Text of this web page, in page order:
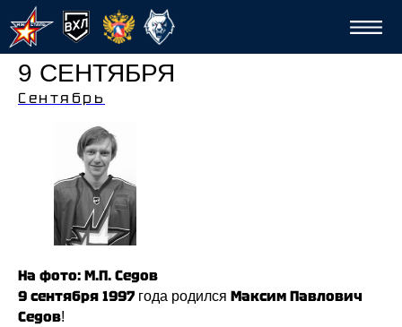
9 СЕНТЯБРЯ
Сентябрь
На фото: М.П. Седов
9 сентября 1997 года родился Максим Павлович
Седов!